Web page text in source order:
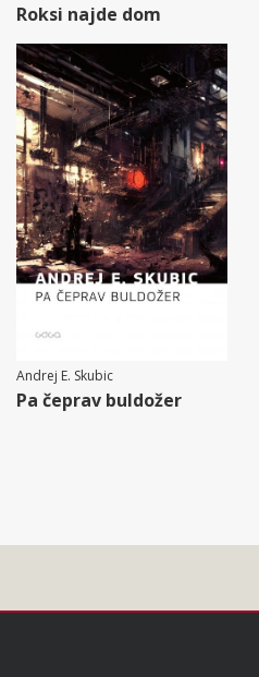
Roksi najde dom
Andrej E. Skubic
Pa čeprav buldožer